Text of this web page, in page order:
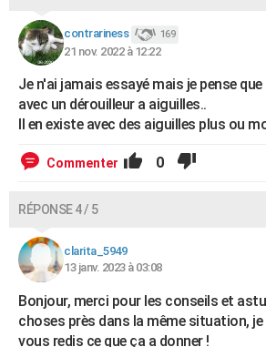
contrariness 169
21 nov. 2022 à 12:22
Je n'ai jamais essayé mais je pense
avec un dérouilleur a aiguilles..
Il en existe avec des aiguilles plus ou
Commenter 0
RÉPONSE 4 / 5
clarita_5949
13 janv. 2023 à 03:08
Bonjour, merci pour les conseils et
choses près dans la même situation,
vous redis ce que ça a donner !